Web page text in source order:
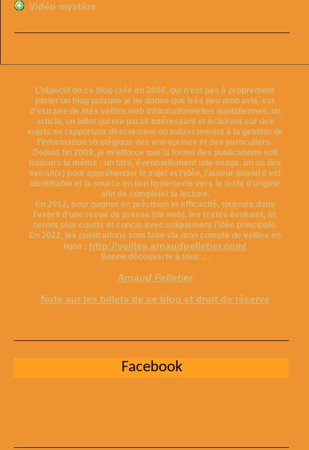
Vidéo mystère
L’objectif de ce blog créé en 2006, qui n’est pas à proprement
parler un blog puisque je ne donne que très peu mon avis, est
d’extraire de mes veilles web informationnelles quotidiennes, un
article, un billet qui me parait intéressant et éclairant sur des
sujets se rapportant directement ou indirectement à la gestion de
l’information stratégique des entreprises et des particuliers.
Depuis fin 2009, je m’efforce que la forme des publications soit
toujours la même ; un titre, éventuellement une image, un ou des
extrait(s) pour appréhender le sujet et l’idée, l’auteur quand il est
identifiable et la source en lien hypertexte vers le texte d’origine
afin de compléter la lecture.
En 2012, pour gagner en précision et efficacité, toujours dans
l’esprit d’une revue de presse (de web), les textes évoluent, ils
seront plus courts et concis avec uniquement l’idée principale.
En 2022, les publications sont faite via mon compte de veilles en
ligne : http://veilles.arnaudpelletier.com/
Bonne découverte à tous …
Arnaud Pelletier
Note sur les billets de ce blog et droit de réserve
Facebook